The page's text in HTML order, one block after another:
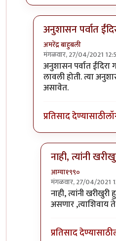
अनुशासन पर्वात
अमरेंद्र बाहुबली
मंगळवार, 27/04/2021
In reply toआपण
अनुशासन पर्वात ईंदिरा
लावली होती. त्या
असावेत.
प्रतिसाद देण्यासाठी
नाही, त्यांनी
आग्या१९९०
मंगळवार, 27/04/2021
In reply toअनुशासन
नाही, त्यांनी
असणार ,त्याशिवाय
प्रतिसाद देण्यासाठी